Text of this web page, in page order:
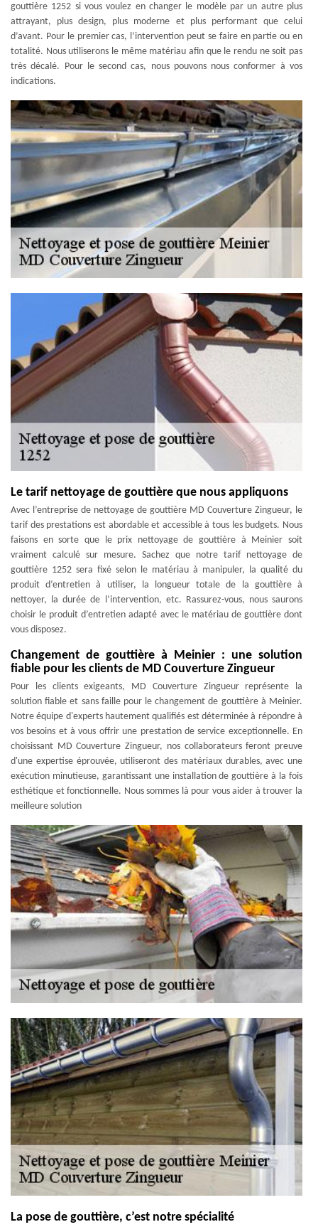
gouttière 1252 si vous voulez en changer le modèle par un autre plus
attrayant, plus design, plus moderne et plus performant que celui
d’avant. Pour le premier cas, l’intervention peut se faire en partie ou en
totalité. Nous utiliserons le même matériau afin que le rendu ne soit pas
très décalé. Pour le second cas, nous pouvons nous conformer à vos
indications.
Le tarif nettoyage de gouttière que nous appliquons
Avec l’entreprise de nettoyage de gouttière MD Couverture Zingueur, le
tarif des prestations est abordable et accessible à tous les budgets. Nous
faisons en sorte que le prix nettoyage de gouttière à Meinier soit
vraiment calculé sur mesure. Sachez que notre tarif nettoyage de
gouttière 1252 sera fixé selon le matériau à manipuler, la qualité du
produit d’entretien à utiliser, la longueur totale de la gouttière à
nettoyer, la durée de l’intervention, etc. Rassurez-vous, nous saurons
choisir le produit d’entretien adapté avec le matériau de gouttière dont
vous disposez.
Changement de gouttière à Meinier : une solution
fiable pour les clients de MD Couverture Zingueur
Pour les clients exigeants, MD Couverture Zingueur représente la
solution fiable et sans faille pour le changement de gouttière à Meinier.
Notre équipe d'experts hautement qualifiés est déterminée à répondre à
vos besoins et à vous offrir une prestation de service exceptionnelle. En
choisissant MD Couverture Zingueur, nos collaborateurs feront preuve
d'une expertise éprouvée, utiliseront des matériaux durables, avec une
exécution minutieuse, garantissant une installation de gouttière à la fois
esthétique et fonctionnelle. Nous sommes là pour vous aider à trouver la
meilleure solution
La pose de gouttière, c’est notre spécialité